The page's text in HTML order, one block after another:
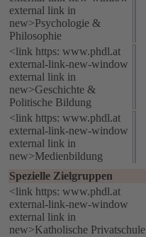
external link in
new>Psychologie &
Philosophie
<link https: www.phdl.at
external-link-new-window
external link in
new>Geschichte &
Politische Bildung
<link https: www.phdl.at
external-link-new-window
external link in
new>Medienbildung
Spezielle Zielgruppen
<link https: www.phdl.at
external-link-new-window
external link in
new>Katholische Privatschule